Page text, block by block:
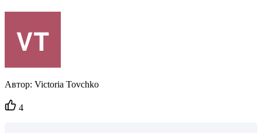
Автор: Victoria Tovchko
Кількість
вподобайок:
4